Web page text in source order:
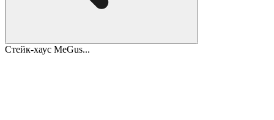
Стейк-хаус MeGus...